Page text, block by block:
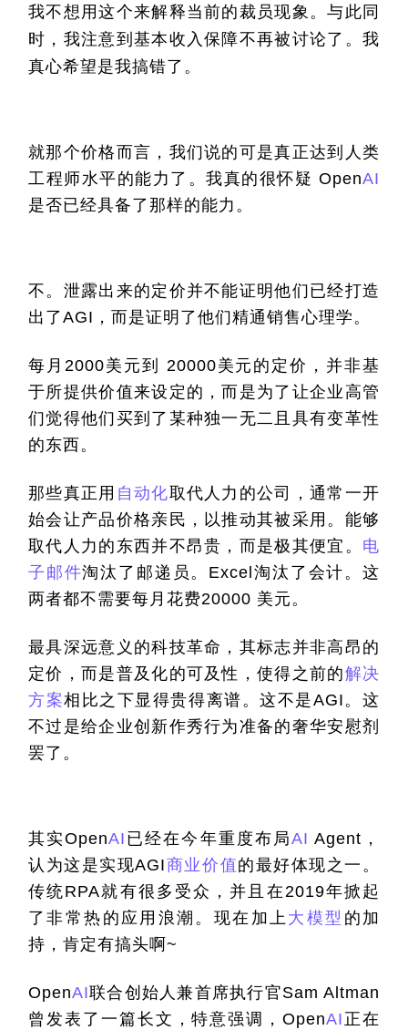
我不想用这个来解释当前的裁员现象。与此同
时，我注意到基本收入保障不再被讨论了。我
真心希望是我搞错了。
就那个价格而言，我们说的可是真正达到人类
工程师水平的能力了。我真的很怀疑 OpenAI
是否已经具备了那样的能力。
不。泄露出来的定价并不能证明他们已经打造
出了AGI，而是证明了他们精通销售心理学。
每月2000美元到 20000美元的定价，并非基
于所提供价值来设定的，而是为了让企业高管
们觉得他们买到了某种独一无二且具有变革性
的东西。
那些真正用 自动化取代人力的公司，通常一开
始会让产品价格亲民，以推动其被采用。能够
取代人力的东西并不昂贵，而是极其便宜。 电
子邮件淘汰了邮递员。Excel淘汰了会计。这
两者都不需要每月花费20000 美元。
最具深远意义的科技革命，其标志并非高昂的
定价，而是普及化的可及性，使得之前的解决
方案相比之下显得贵得离谱。这不是AGI。这
不过是给企业创新作秀行为准备的奢华安慰剂
罢了。
其实OpenAI 已经在今年重度布局AI Agent，
认为这是实现AGI商业价值的最好体现之一。
传统RPA就有很多受众，并且在2019年掀起
了非常热的应用浪潮。现在加上大模型 的加
持，肯定有搞头啊~
OpenAI联合创始人兼首席执行官Sam Altman
曾发表了一篇长文，特意强调，OpenAI 正在